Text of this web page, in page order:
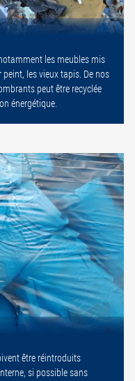
les meubles mis
les vieux tapis. De nos
peut être recyclée
énergétique.
être réintroduits
si possible sans